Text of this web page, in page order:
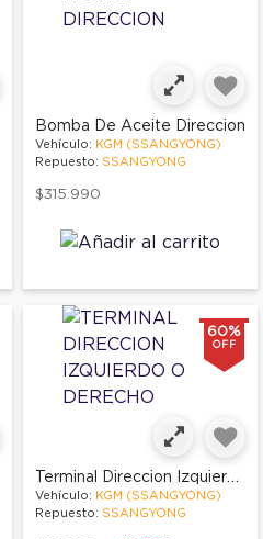
Bomba De Aceite Direccion
Vehículo: KGM (SSANGYONG)
Repuesto: SSANGYONG
$315.990
60%
OFF
Terminal Direccion Izquierdo O Derecho
Vehículo: KGM (SSANGYONG)
Repuesto: SSANGYONG